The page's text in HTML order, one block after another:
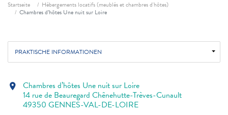
Startseite
Hébergements locatifs (meublés et chambres d'hôtes)
Chambres d’hôtes Une nuit sur Loire
PRAKTISCHE INFORMATIONEN
location_on Chambres d’hôtes Une nuit sur Loire
14 rue de Beauregard Chênehutte-Trèves-Cunault
49350 GENNES-VAL-DE-LOIRE